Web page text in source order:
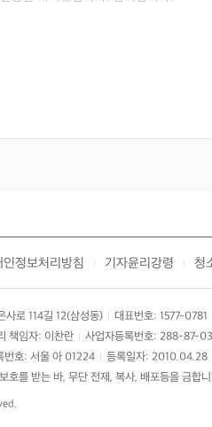
인정보처리방침 기자윤리강령 청
사로 114길 12(삼성동)
대표번호: 1577-0781
책임자: 이찬란
사업자등록번호: 288-87-
번호: 서울 아 01224 등록일자: 2010.04.28
호를 받는 바, 무단 전제, 복사, 배포등을 금합